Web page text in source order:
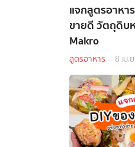
แจกสูตรอาหา
ขายดี วัตถุดิบ
Makro
สูตรอาหาร 8 เม.